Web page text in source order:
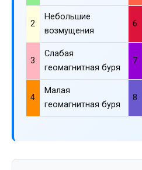
2
Небольшие
возмущения
6
3
Слабая
геомагнитная буря
7
4
Малая
геомагнитная буря
8